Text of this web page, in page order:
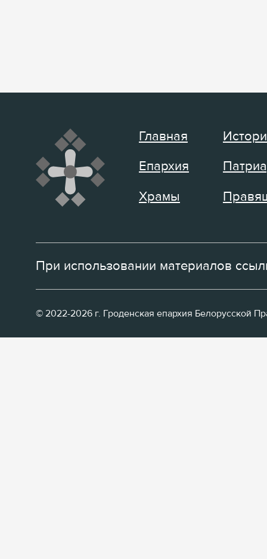
Главная
Епархия
Храмы
При использовании материалов
© 2022-2026 г. Гроденская епархия Белорусской